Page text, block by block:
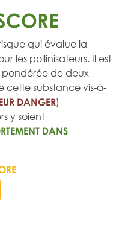
qui évalue la
les pollinisateurs. Il est
de deux
cette substance vis-à-
DANGER)
y soient
DANS